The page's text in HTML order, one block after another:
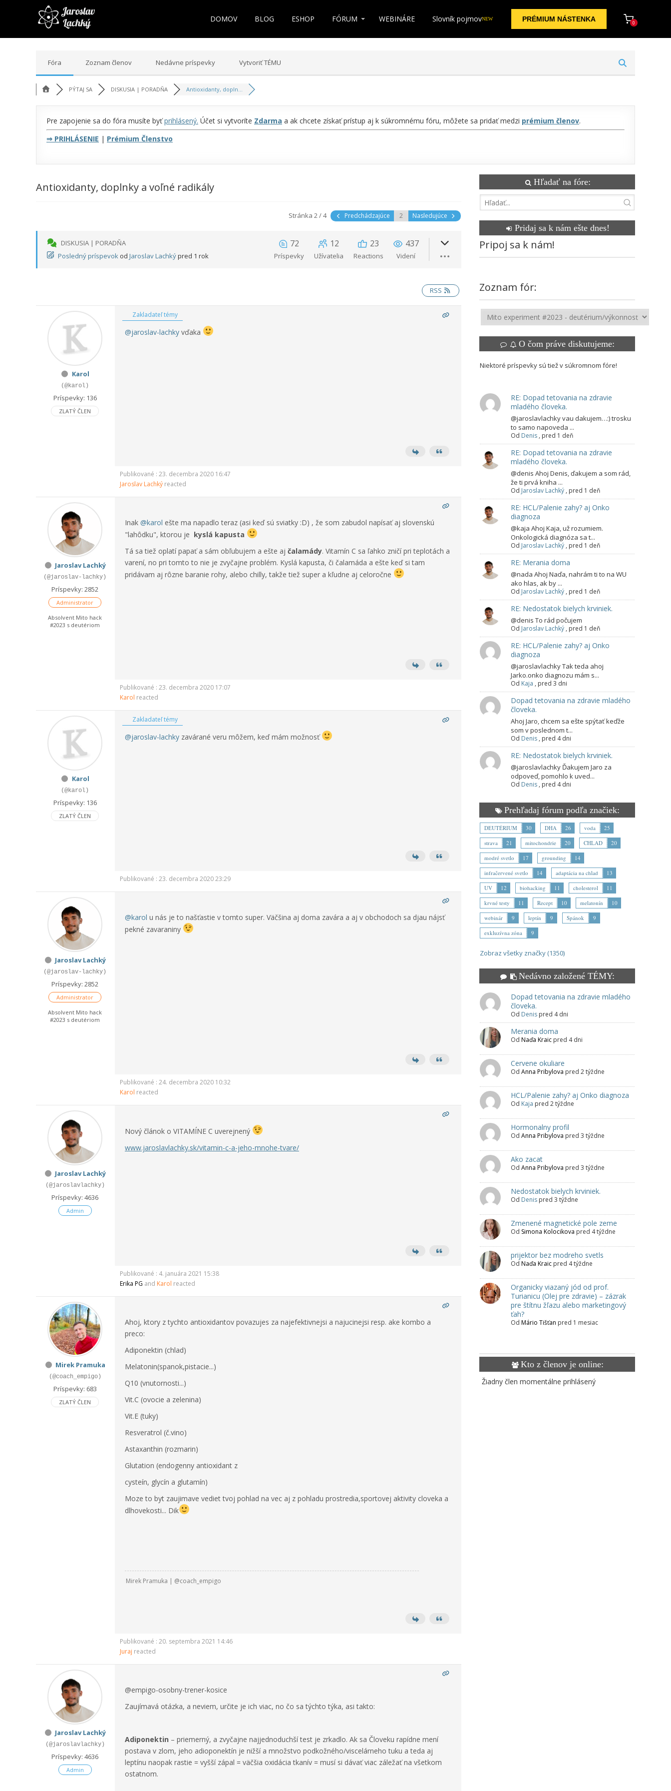
DOMOV BLOG ESHOP FÓRUM WEBINÁRE Slovník pojmovNEW PRÉMIUM NÁSTENKA 0
Fóra Zoznam členov Nedávne príspevky Vytvoriť TÉMU
PÝTAJ SA DISKUSIA | PORADŇA Antioxidanty, dopln...
Pre zapojenie sa do fóra musíte byťprihlásený. Účet si vytvoríte Zdarma a ak chcete získať prístup aj k súkromnému fóru, môžete sa pridať medzi prémium členov.
⇒ PRIHLÁSENIE | Prémium Členstvo
Antioxidanty, doplnky a voľné radikály
Stránka 2 / 4 Predchádzajúce Nasledujúce
DISKUSIA | PORADŇA
Posledný príspevok od Jaroslav Lachkýpred 1 rok
72
Príspevky
12
Užívatelia
23
Reactions
437
Videní
RSS
Karol
(@karol)
Príspevky: 136
ZLATÝ ČLEN
Zakladateľ témy
@jaroslav-lachky vďaka
Publikované : 23. decembra 2020 16:47
Jaroslav Lachký reacted
Jaroslav Lachký
(@jaroslav-lachky)
Príspevky: 2852
Administrator
Absolvent Mito hack
#2023 s deutériom
Inak @karol ešte ma napadlo teraz (asi keď sú sviatky :D) , že som zabudol napísať aj slovenskú
"lahôdku", ktorou je kyslá kapusta
Tá sa tiež oplatí papať a sám obľubujem a ešte aj čalamády. Vitamín C sa ľahko zničí pri teplotách a
varení, no pri tomto to nie je zvyčajne problém. Kyslá kapusta, či čalamáda a ešte keď si tam
pridávam aj rôzne baranie rohy, alebo chilly, takže tiež super a kľudne aj celoročne
Publikované : 23. decembra 2020 17:07
Karol reacted
Karol
(@karol)
Príspevky: 136
ZLATÝ ČLEN
Zakladateľ témy
@jaroslav-lachky zavárané veru môžem, keď mám možnosť
Publikované : 23. decembra 2020 23:29
Jaroslav Lachký
(@jaroslav-lachky)
Príspevky: 2852
Administrator
Absolvent Mito hack
#2023 s deutériom
@karol u nás je to našťastie v tomto super. Väčšina aj doma zavára a aj v obchodoch sa djau nájsť
pekné zavaraniny
Publikované : 24. decembra 2020 10:32
Karol reacted
Jaroslav Lachký
(@jaroslavlachky)
Príspevky: 4636
Admin
Nový článok o VITAMÍNE C uverejnený
www.jaroslavlachky.sk/vitamin-c-a-jeho-mnohe-tvare/
Publikované : 4. januára 2021 15:38
Erika PG and Karol reacted
Mirek Pramuka
(@coach_empigo)
Príspevky: 683
ZLATÝ ČLEN
Ahoj, ktory z tychto antioxidantov povazujes za najefektivnejsi a najucinejsi resp. ake kombo a
preco:
Adiponektin (chlad)
Melatonin(spanok,pistacie...)
Q10 (vnutornosti...)
Vit.C (ovocie a zelenina)
Vit.E (tuky)
Resveratrol (č.vino)
Astaxanthin (rozmarin)
Glutation (endogenny antioxidant z
cysteín, glycín a glutamín)
Moze to byt zaujimave vediet tvoj pohlad na vec aj z pohladu prostredia,sportovej aktivity cloveka a
dlhovekosti... Dik
Mirek Pramuka | @coach_empigo
Publikované : 20. septembra 2021 14:46
Juraj reacted
Jaroslav Lachký
(@jaroslavlachky)
Príspevky: 4636
Admin
@empigo-osobny-trener-kosice
Zaujímavá otázka, a neviem, určite je ich viac, no čo sa týchto týka, asi takto:
Adiponektin – priemerný, a zvyčajne najjednoduchší test je zrkadlo. Ak sa Človeku rapídne mení
postava v zlom, jeho adioponektín je nižší a množstvo podkožného/viscelárneho tuku a teda aj
leptínu naopak rastie = vyšší zápal = väčšia oxidácia tkanív = musí si dávať viac záležať na všetkom
ostatnom.
Hľadať na fóre:
Pridaj sa k nám ešte dnes!
Pripoj sa k nám!
Zoznam fór:
O čom práve diskutujeme:
Niektoré príspevky sú tiež v súkromnom fóre!
RE: Dopad tetovania na zdravie
mladého človeka.
@jaroslavlachky vau dakujem…:) trosku
to samo napoveda ...
Od Denis , pred 1 deň
RE: Dopad tetovania na zdravie
mladého človeka.
@denis Ahoj Denis, ďakujem a som rád,
že ti prvá kniha ...
Od Jaroslav Lachký , pred 1 deň
RE: HCL/Palenie zahy? aj Onko
diagnoza
@kaja Ahoj Kaja, už rozumiem.
Onkologická diagnóza sa t...
Od Jaroslav Lachký , pred 1 deň
RE: Merania doma
@nada Ahoj Naďa, nahrám ti to na WU
ako hlas, ak by ...
Od Jaroslav Lachký , pred 1 deň
RE: Nedostatok bielych krviniek.
@denis To rád počujem
Od Jaroslav Lachký , pred 1 deň
RE: HCL/Palenie zahy? aj Onko
diagnoza
@jaroslavlachky Tak teda ahoj
Jarko.onko diagnozu mám s...
Od Kaja , pred 3 dni
Dopad tetovania na zdravie mladého
človeka.
Ahoj Jaro, chcem sa ešte spýtať keďže
som v poslednom t...
Od Denis , pred 4 dni
RE: Nedostatok bielych krviniek.
@jaroslavlachky Ďakujem Jaro za
odpoveď, pomohlo k uved...
Od Denis , pred 4 dni
Prehľadaj fórum podľa značiek:
DEUTÉRIUM 30 DHA 26 voda
25
strava
21 mitochondrie 20 CHLAD
20
modré svetlo
17 grounding
14
infračervené svetlo
14 adaptácia na chlad
13
UV
12 biohacking 11 cholesterol
11
krvné testy
11 Recept 10 melatonín
10
webinár
9 leptín 9 Spánok
9
exkluzívna zóna
9
Zobraz všetky značky (1350)
Nedávno založené TÉMY:
Dopad tetovania na zdravie mladého
človeka.
Od Denis pred 4 dni
Merania doma
Od Naďa Kraic pred 4 dni
Cervene okuliare
Od Anna Pribylova pred 2 týždne
HCL/Palenie zahy? aj Onko diagnoza
Od Kaja pred 2 týždne
Hormonalny profil
Od Anna Pribylova pred 3 týždne
Ako zacat
Od Anna Pribylova pred 3 týždne
Nedostatok bielych krviniek.
Od Denis pred 3 týždne
Zmenené magnetické pole zeme
Od Simona Kolocikova pred 4 týždne
prijektor bez modreho svetls
Od Naďa Kraic pred 4 týždne
Organicky viazaný jód od prof.
Turianicu (Olej pre zdravie) – zázrak
pre štítnu žľazu alebo marketingový
ťah?
Od Mário Tišťan pred 1 mesiac
Kto z členov je online:
Žiadny člen momentálne prihlásený